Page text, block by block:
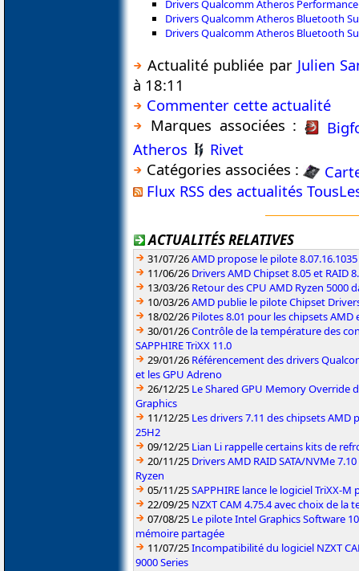
Drivers Qualcomm Atheros
Drivers Qualcomm Atheros Bluetooth
Drivers Qualcomm Atheros Bluetooth
Actualité publiée par Julien
à 18:11
Commenter cette actualité
Marques associées :
Atheros
Rivet
Catégories associées :
Flux RSS des actualités
ACTUALITÉS RELATIVES
31/07/26AMD propose le pilote
11/06/26 Drivers AMD Chipset 8.05 et RAID
13/03/26 Retour des CPU AMD Ryzen 5000
10/03/26AMD publie le pilote Chipset
18/02/26 Pilotes 8.01 pour les chipsets AMD
30/01/26Contrôle de la température des
SAPPHIRE TriXX 11.0
29/01/26 Référencement des drivers
et les GPU Adreno
26/12/25 Le Shared GPU Memory Override
Graphics
11/12/25 Les drivers 7.11 des chipsets
25H2
09/12/25 Lian Li rappelle certains kits de
20/11/25 Drivers AMD RAID SATA/NVMe
Ryzen
05/11/25SAPPHIRE lance le logiciel TriXX-
22/09/25 NZXT CAM 4.75.4 avec choix de la
07/08/25 Le pilote Intel Graphics Software
mémoire partagée
11/07/25Incompatibilité du logiciel NZXT
9000 Series